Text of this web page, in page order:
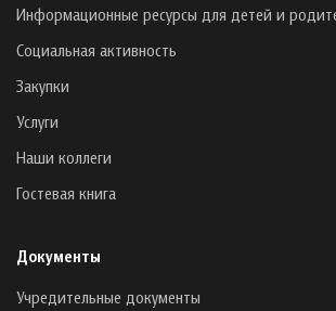
Информационные ресурсы для детей и
Социальная активность
Закупки
Услуги
Наши коллеги
Гостевая книга
Документы
Учредительные документы